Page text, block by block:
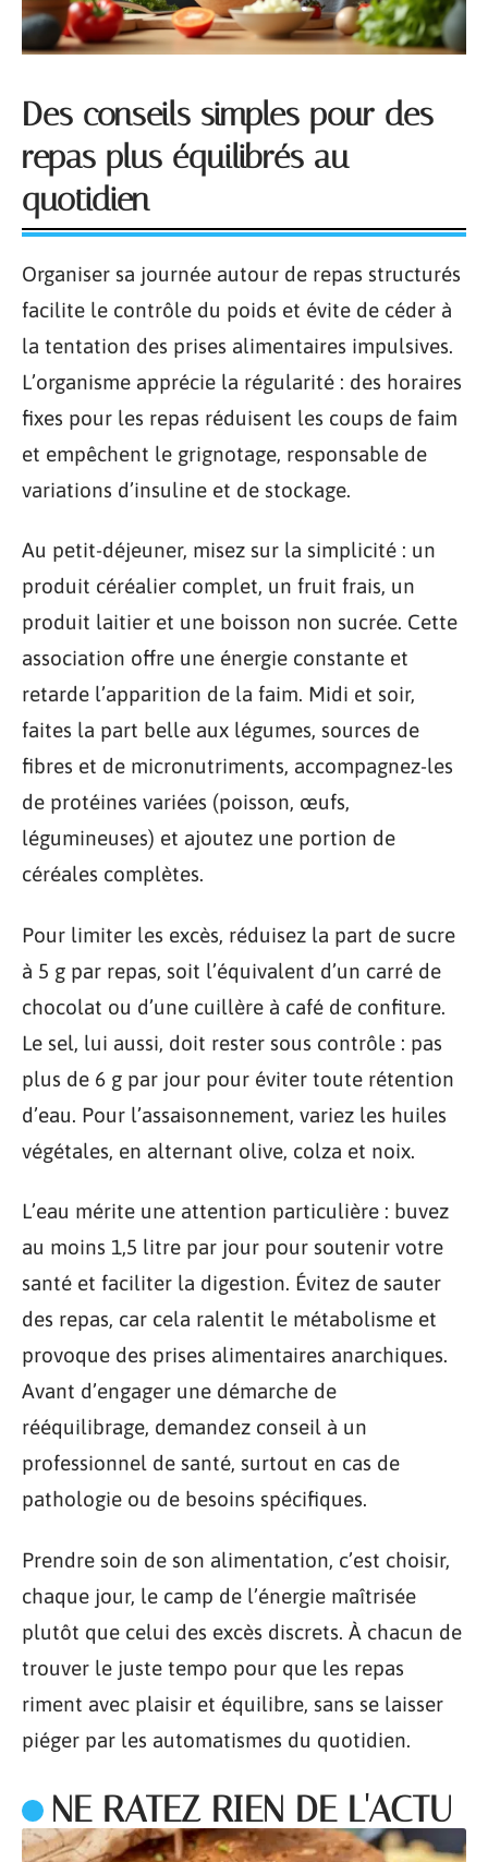
Des conseils simples pour des
repas plus équilibrés au
quotidien
Organiser sa journée autour de repas structurés
facilite le contrôle du poids et évite de céder à
la tentation des prises alimentaires impulsives.
L’organisme apprécie la régularité : des horaires
fixes pour les repas réduisent les coups de faim
et empêchent le grignotage, responsable de
variations d’insuline et de stockage.
Au petit-déjeuner, misez sur la simplicité : un
produit céréalier complet, un fruit frais, un
produit laitier et une boisson non sucrée. Cette
association offre une énergie constante et
retarde l’apparition de la faim. Midi et soir,
faites la part belle aux légumes, sources de
fibres et de micronutriments, accompagnez-les
de protéines variées (poisson, œufs,
légumineuses) et ajoutez une portion de
céréales complètes.
Pour limiter les excès, réduisez la part de sucre
à 5 g par repas, soit l’équivalent d’un carré de
chocolat ou d’une cuillère à café de confiture.
Le sel, lui aussi, doit rester sous contrôle : pas
plus de 6 g par jour pour éviter toute rétention
d’eau. Pour l’assaisonnement, variez les huiles
végétales, en alternant olive, colza et noix.
L’eau mérite une attention particulière : buvez
au moins 1,5 litre par jour pour soutenir votre
santé et faciliter la digestion. Évitez de sauter
des repas, car cela ralentit le métabolisme et
provoque des prises alimentaires anarchiques.
Avant d’engager une démarche de
rééquilibrage, demandez conseil à un
professionnel de santé, surtout en cas de
pathologie ou de besoins spécifiques.
Prendre soin de son alimentation, c’est choisir,
chaque jour, le camp de l’énergie maîtrisée
plutôt que celui des excès discrets. À chacun de
trouver le juste tempo pour que les repas
riment avec plaisir et équilibre, sans se laisser
piéger par les automatismes du quotidien.
NE RATEZ RIEN DE L'ACTU